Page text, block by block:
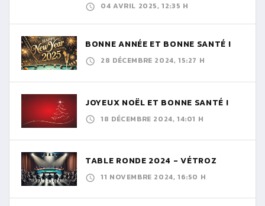
04 AVRIL 2025, 12:35 H
BONNE ANNÉE ET BONNE SANTÉ !
28 DÉCEMBRE 2024, 15:27 H
JOYEUX NOËL ET BONNE SANTÉ !
18 DÉCEMBRE 2024, 14:01 H
TABLE RONDE 2024 - VÉTROZ
11 NOVEMBRE 2024, 16:50 H